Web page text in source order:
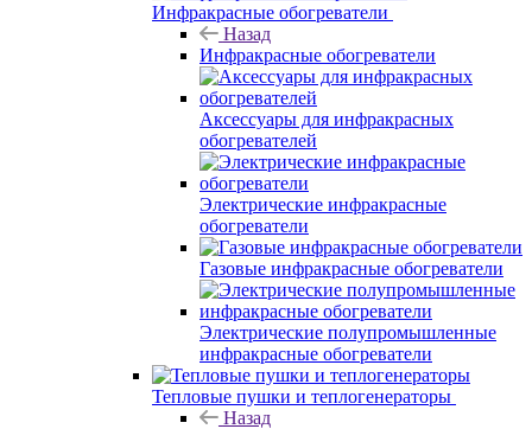
Инфракрасные обогреватели
Назад
Инфракрасные обогреватели
Аксессуары для инфракрасных
обогревателей
Электрические инфракрасные
обогреватели
Газовые инфракрасные обогреватели
Электрические полупромышленные
инфракрасные обогреватели
Тепловые пушки и теплогенераторы
Назад